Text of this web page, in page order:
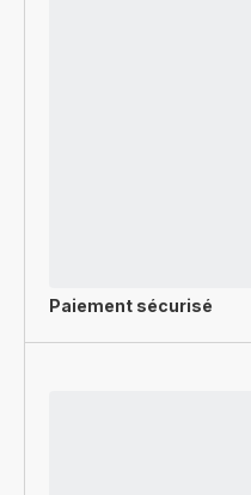
Paiement sécurisé